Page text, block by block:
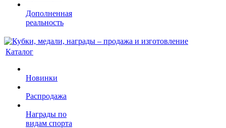
Дополненная
реальность
Каталог
Новинки
Распродажа
Награды по
видам спорта